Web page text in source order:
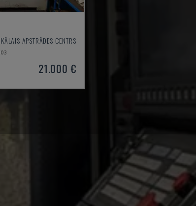
APSTRĀDES CENTRS
21.000 €